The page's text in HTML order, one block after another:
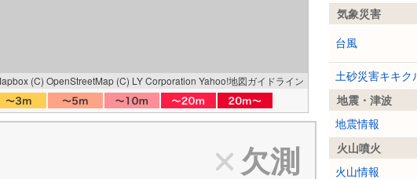
(C) OpenStreetMap (C) LY Corporation Yahoo!地図ガイドライン
欠測
気象災害
台風
土砂災害キキク
地震・津波
地震情報
火山噴火
火山情報